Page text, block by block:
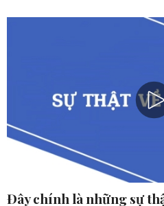
Đây chính là những sự